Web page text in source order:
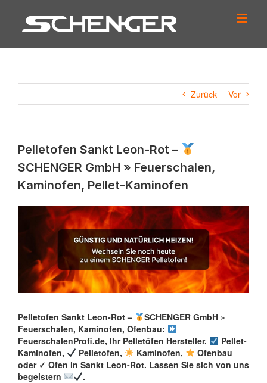
springen
Zurück Vor
Pelletofen Sankt Leon-Rot –
SCHENGER GmbH » Feuerschalen,
Kaminofen, Pellet-Kaminofen
Pelletofen Sankt Leon-Rot –
SCHENGER GmbH »
Feuerschalen, Kaminofen, Ofenbau:
FeuerschalenProfi.de, Ihr Pelletöfen Hersteller.
Pellet-
Kaminofen,
Pelletofen, Kaminofen,
Ofenbau
oder ✓ Ofen in Sankt Leon-Rot. Lassen Sie sich von uns
begeistern
.